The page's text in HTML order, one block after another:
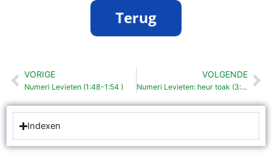
Vorige
VORIGE
Numeri Levieten (1:48-1:54 )
VOLGENDE
Numeri Levieten: heur toak (3:1-4:49 )
Indexen